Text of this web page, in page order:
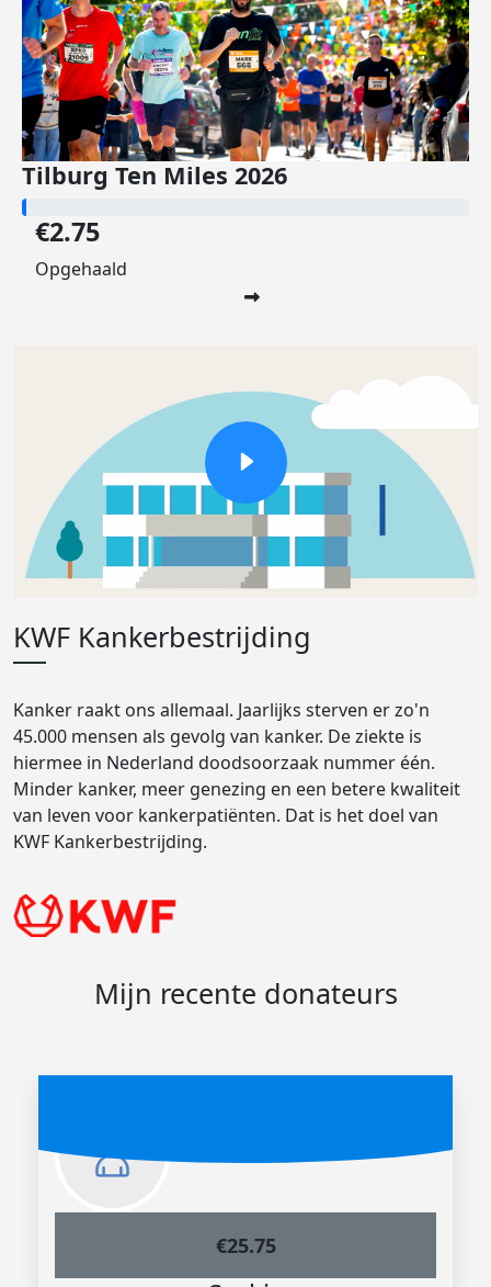
Tilburg Ten Miles 2026
€2.75
Opgehaald
KWF Kankerbestrijding
Kanker raakt ons allemaal. Jaarlijks sterven er zo'n
45.000 mensen als gevolg van kanker. De ziekte is
hiermee in Nederland doodsoorzaak nummer één.
Minder kanker, meer genezing en een betere kwaliteit
van leven voor kankerpatiënten. Dat is het doel van
KWF Kankerbestrijding.
Mijn recente donateurs
€25.75